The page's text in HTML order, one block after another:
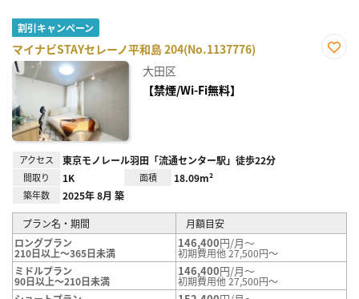
割引キャンペーン
マイナビSTAYセレーノ平和島 204(No.1137776)
大田区
【禁煙/Wi-Fi無料】
アクセス 東京モノレール羽田「流通センター駅」徒歩22分
間取り 1K 面積 18.09m²
築年数 2025年 8月 築
プラン名・期間
月額目安
ロングプラン
210日以上～365日未満
146,400円/月～
初期費用他 27,500円～
ミドルプラン
90日以上～210日未満
146,400円/月～
初期費用他 27,500円～